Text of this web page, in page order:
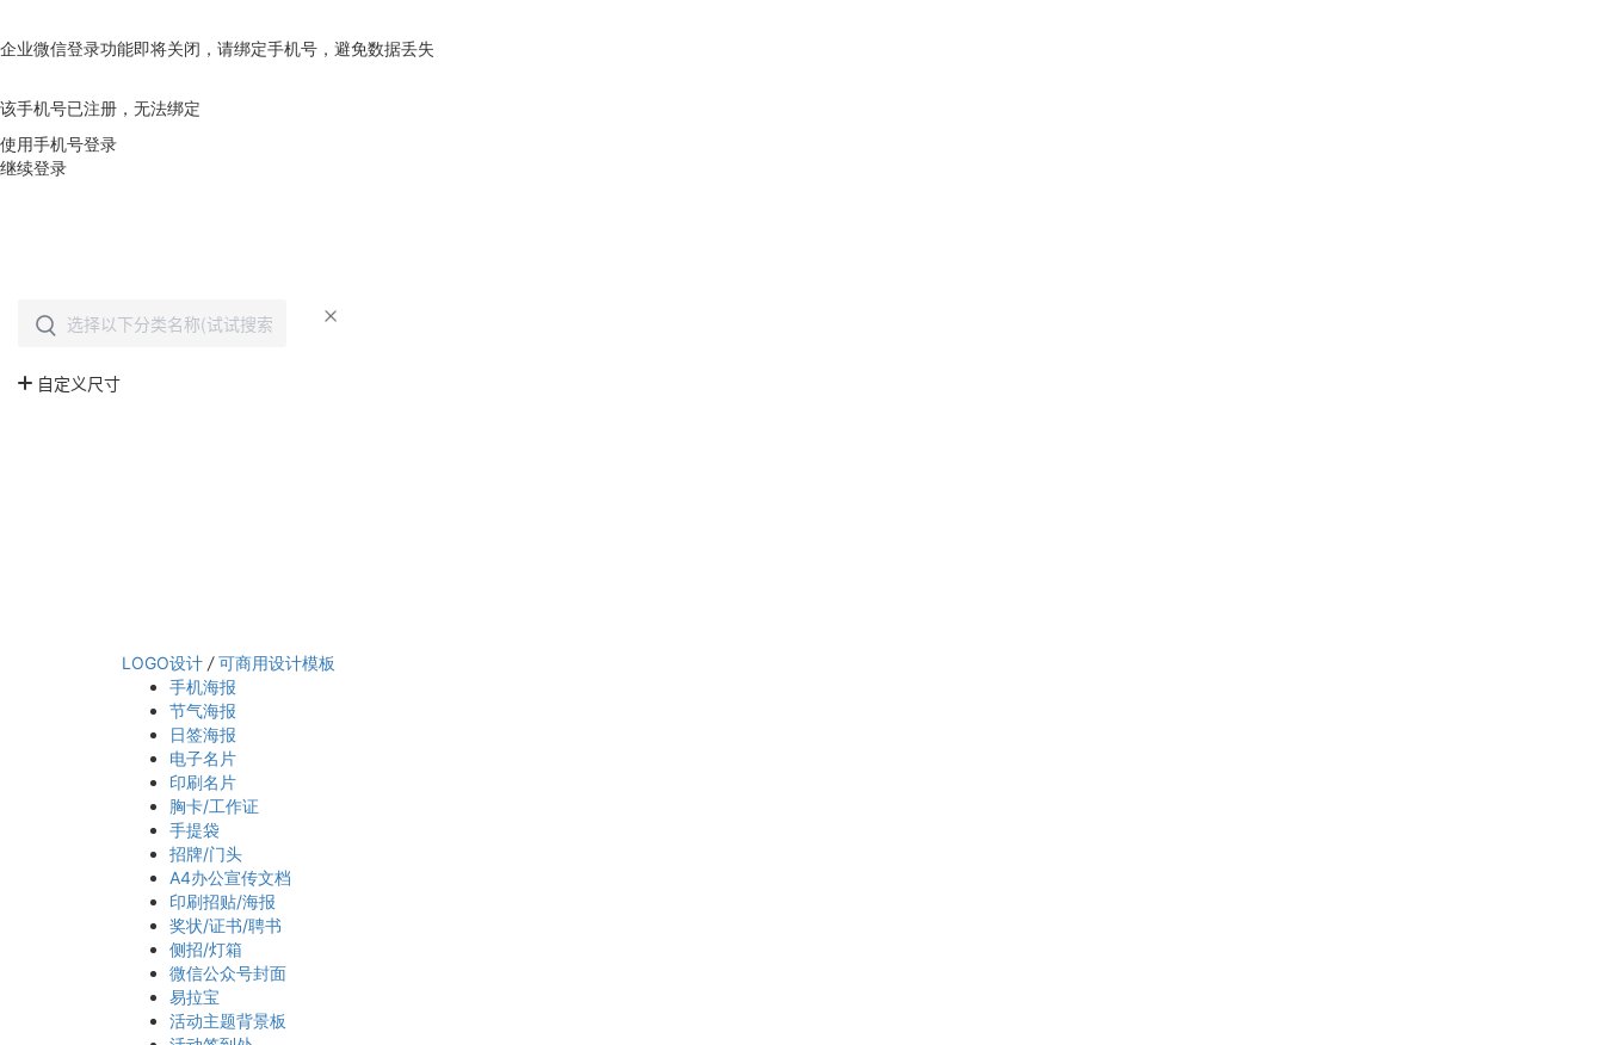
企业微信登录功能即将关闭，请绑定手机号，避免数据丢失
该手机号已注册，无法绑定
使用手机号登录
继续登录
LOGO设计 / 可商用设计模板
手机海报
节气海报
日签海报
电子名片
印刷名片
胸卡/工作证
手提袋
招牌/门头
A4办公宣传文档
印刷招贴/海报
奖状/证书/聘书
侧招/灯箱
微信公众号封面
易拉宝
活动主题背景板